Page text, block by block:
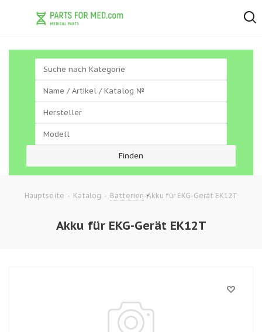
Hauptseite - Katalog - Batterien-Akku für EKG-Gerät EK12T
Akku für EKG-Gerät EK12T